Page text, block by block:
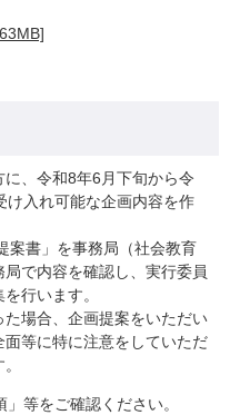
、令和8年6月下旬から令
け入れ可能な企画内容を作
案書」を事務局（社会教育
で内容を確認し、実行委員
行います。
場合、企画提案をいただい
等に特に注意をしていただ
等をご確認ください。